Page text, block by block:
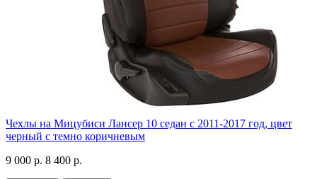
Чехлы на Мицубиси Лансер 10 седан с 2011-2017 год, цвет
черный с темно коричневым
9 000 р. 8 400 р.